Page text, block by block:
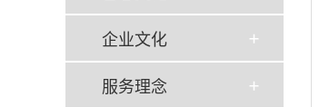
企业文化
服务理念